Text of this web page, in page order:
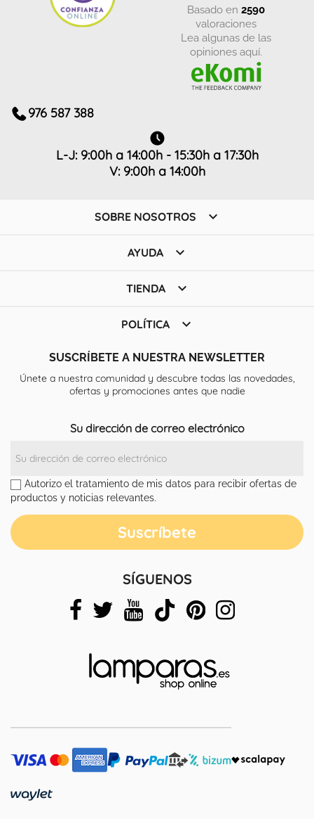
basado en 2590
valoraciones
Lea algunas de las
opiniones aquí.
976 587 388
L-J: 9:00h a 14:00h - 15:30h a 17:30h
V: 9:00h a 14:00h
SOBRE NOSOTROS 
AYUDA 
TIENDA 
POLÍTICA 
SUSCRÍBETE A NUESTRA NEWSLETTER
Únete a nuestra comunidad y descubre todas las novedades,
ofertas y promociones antes que nadie
Su dirección de correo electrónico
Autorizo el tratamiento de mis datos para recibir ofertas de
productos y noticias relevantes.
SÍGUENOS